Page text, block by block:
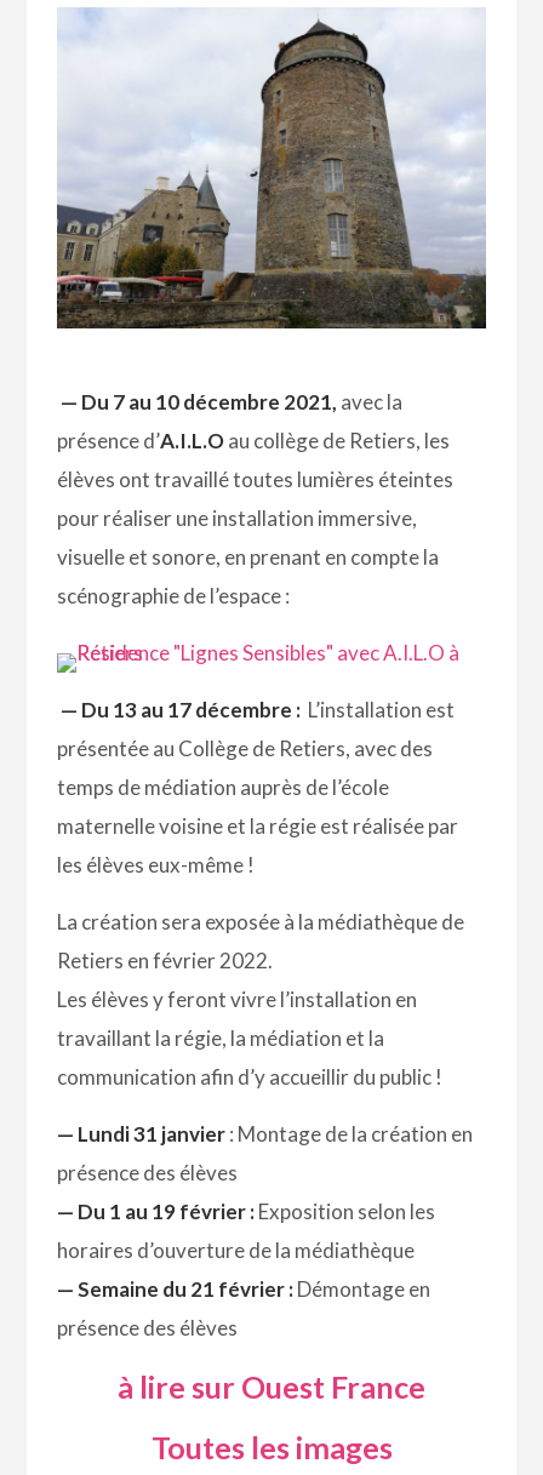
— Du 7 au 10 décembre 2021, avec la
présence d’A.I.L.Oau collège de Retiers, les
élèves ont travaillé toutes lumières éteintes
pour réaliser une installation immersive,
visuelle et sonore, en prenant en compte la
scénographie de l’espace :
— Du 13 au 17 décembre : L’installation est
présentée au Collège de Retiers, avec des
temps de médiation auprès de l’école
maternelle voisine et la régie est réalisée par
les élèves eux-même !
La création sera exposée à la médiathèque de
Retiers en février 2022.
Les élèves y feront vivre l’installation en
travaillant la régie, la médiation et la
communication afin d’y accueillir du public !
— Lundi 31 janvier: Montage de la création en
présence des élèves
— Du 1 au 19 février :Exposition selon les
horaires d’ouverture de la médiathèque
— Semaine du 21 février :Démontage en
présence des élèves
à lire sur Ouest France
Toutes les images